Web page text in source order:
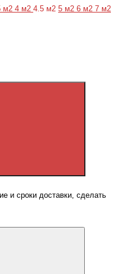
м2 4 м2 4.5 м2 5 м2 6 м2 7 м2
и сроки доставки, сделать